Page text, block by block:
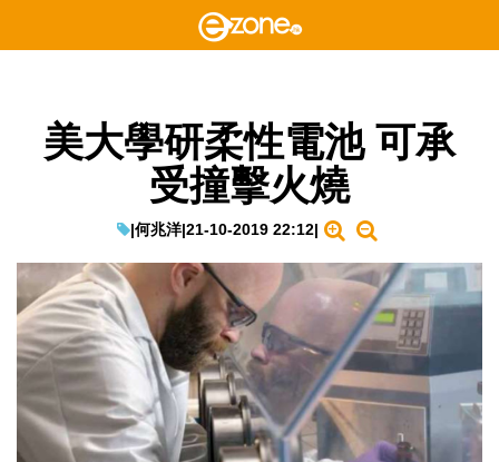
美大學研柔性電池 可承
受撞擊火燒
|何兆洋|21-10-2019 22:12|